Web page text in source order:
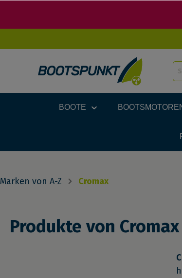
BOOTE
Marken von A-Z Cromax
Produkte von Cromax